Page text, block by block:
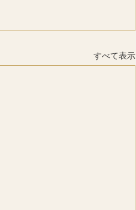
すべて表示